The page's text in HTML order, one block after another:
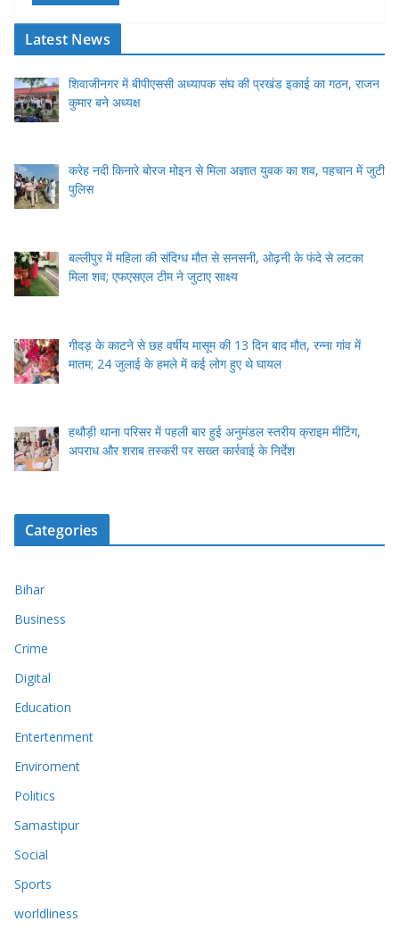
Latest News
शिवाजीनगर में बीपीएससी अध्यापक संघ की प्रखंड इकाई का गठन, राजन
कुमार बने अध्यक्ष
करेह नदी किनारे बोरज मोइन से मिला अज्ञात युवक का शव, पहचान में जुटी
पुलिस
बल्लीपुर में महिला की संदिग्ध मौत से सनसनी, ओढ़नी के फंदे से लटका
मिला शव; एफएसएल टीम ने जुटाए साक्ष्य
गीदड़ के काटने से छह वर्षीय मासूम की 13 दिन बाद मौत, रन्ना गांव में
मातम; 24 जुलाई के हमले में कई लोग हुए थे घायल
हथौड़ी थाना परिसर में पहली बार हुई अनुमंडल स्तरीय क्राइम मीटिंग,
अपराध और शराब तस्करी पर सख्त कार्रवाई के निर्देश
Categories
Bihar
Business
Crime
Digital
Education
Entertenment
Enviroment
Politics
Samastipur
Social
Sports
worldliness